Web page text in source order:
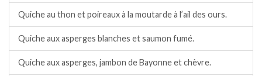
Quiche au thon et poireaux à la moutarde à l’ail des ours.
Quiche aux asperges blanches et saumon fumé.
Quiche aux asperges, jambon de Bayonne et chèvre.